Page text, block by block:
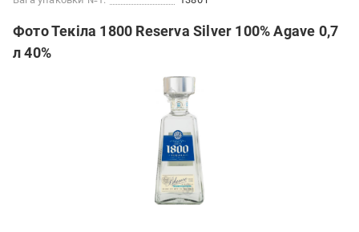
Фото Текіла 1800 Reserva Silver 100% Agave 0,7
л 40%